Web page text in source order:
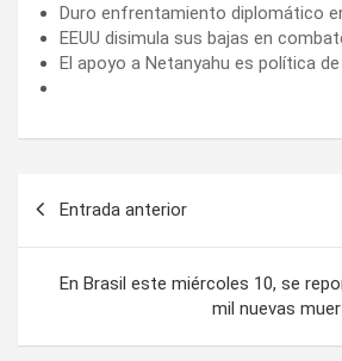
Duro enfrentamiento diplomático
EEUU disimula sus bajas en
El apoyo a Netanyahu es política de
entradas
Entrada anterior
En Brasil este miércoles 10, se
mil nuevas